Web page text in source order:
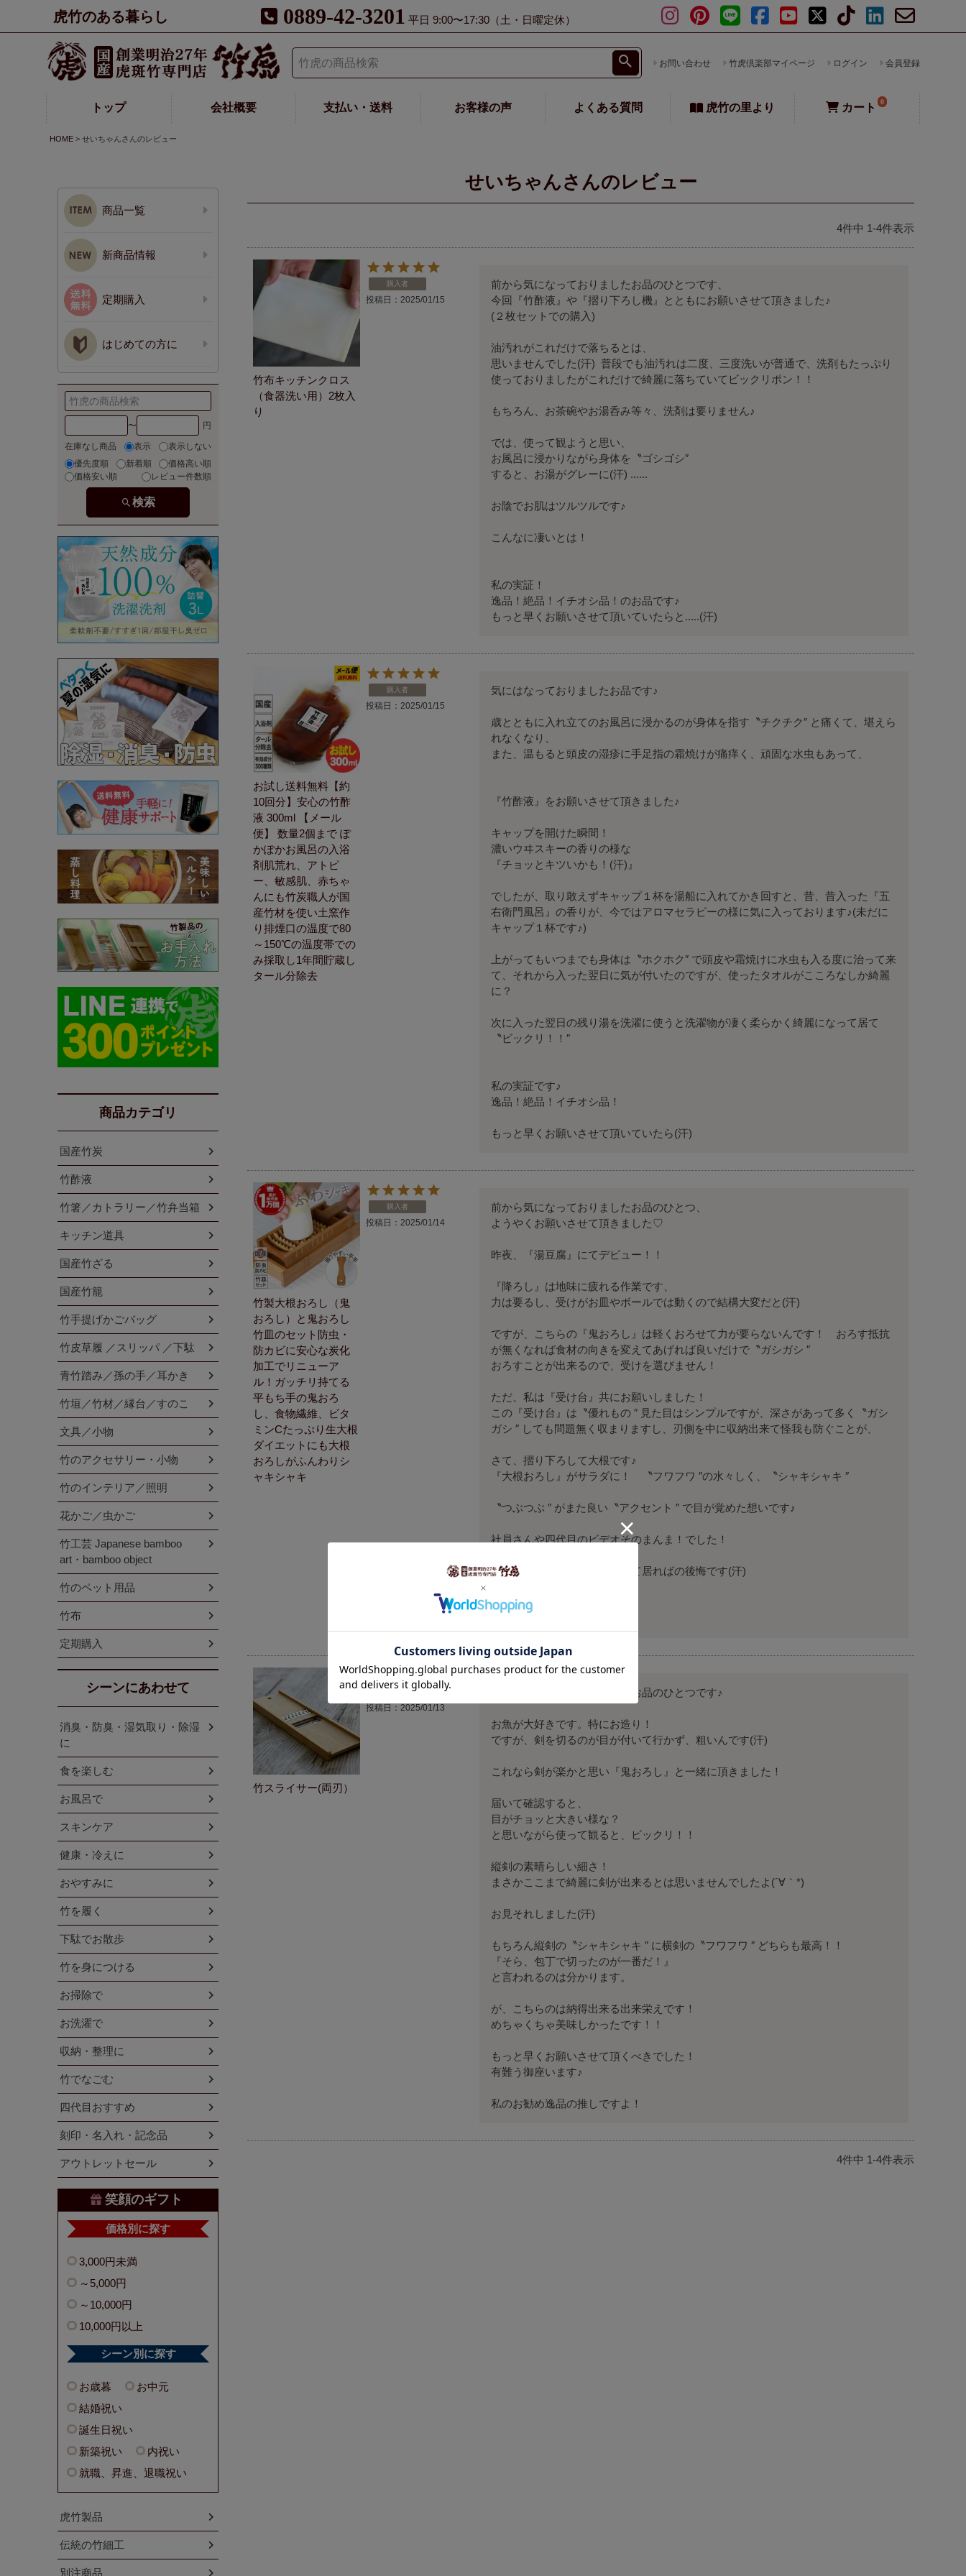
虎竹のある暮らし 0889-42-3201 平日 9:00〜17:30（土・日曜定休）
お問い合わせ 竹虎倶楽部マイページ ログイン 会員登録
トップ 会社概要 支払い・送料 お客様の声 よくある質問 虎竹の里より カート 0
HOME せいちゃんさんのレビュー
商品一覧
新商品情報
定期購入
はじめての方に
〜
在庫なし商品 表示
表示しない
優先度順
新着順
価格高い順
価格安い順
レビュー件数順
検索
商品カテゴリ
国産竹炭
竹酢液
竹箸／カトラリー／竹弁当箱
キッチン道具
国産竹ざる
国産竹籠
竹手提げかごバッグ
竹皮草履 ／スリッパ ／下駄
青竹踏み／孫の手／耳かき
竹垣／竹材／縁台／すのこ
文具／小物
竹のアクセサリー・小物
竹のインテリア／照明
花かご／虫かご
竹工芸 Japanese bamboo
art・bamboo object
竹のペット用品
竹布
定期購入
シーンにあわせて
消臭・防臭・湿気取り・除湿
に
食を楽しむ
お風呂で
スキンケア
健康・冷えに
おやすみに
竹を履く
下駄でお散歩
竹を身につける
お掃除で
お洗濯で
収納・整理に
竹でなごむ
四代目おすすめ
刻印・名入れ・記念品
アウトレットセール
笑顔のギフト
価格別に探す
3,000円未満
～5,000円
～10,000円
10,000円以上
シーン別に探す
お歳暮
お中元
結婚祝い
誕生日祝い
新築祝い
内祝い
就職、昇進、退職祝い
虎竹製品
伝統の竹細工
別注商品
せいちゃんさんのレビュー
4件中 1-4件表示
竹布キッチンクロス
（食器洗い用）2枚入
り
購入者
投稿日 2025/01/15
前から気になっておりましたお品のひとつです、
今回『竹酢液』や『摺り下ろし機』とともにお願いさせて頂きました♪
(２枚セットでの購入)
油汚れがこれだけで落ちるとは、
思いませんでした(汗)  普段でも油汚れは二度、三度洗いが普通で、洗剤もたっぷり
使っておりましたがこれだけで綺麗に落ちていてビックリポン！！
もちろん、お茶碗やお湯呑み等々、洗剤は要りません♪
では、使って観ようと思い、
お風呂に浸かりながら身体を〝ゴシゴシ″
すると、お湯がグレーに(汗) ......
お陰でお肌はツルツルです♪
こんなに凄いとは！
私の実証！
逸品！絶品！イチオシ品！のお品です♪
もっと早くお願いさせて頂いていたらと.....(汗)
お試し送料無料【約
10回分】安心の竹酢
液 300ml 【メール
便】 数量2個まで ぽ
かぽかお風呂の入浴
剤肌荒れ、アトピ
ー、敏感肌、赤ちゃ
んにも竹炭職人が国
産竹材を使い土窯作
り排煙口の温度で80
～150℃の温度帯での
み採取し1年間貯蔵し
タール分除去
購入者
投稿日 2025/01/15
気にはなっておりましたお品です♪
歳とともに入れ立てのお風呂に浸かるのが身体を指す〝チクチク″ と痛くて、堪えら
れなくなり、
また、温もると頭皮の湿疹に手足指の霜焼けが痛痒く、頑固な水虫もあって、
『竹酢液』をお願いさせて頂きました♪
キャップを開けた瞬間！
濃いウヰスキーの香りの様な
『チョッとキツいかも！(汗)』
でしたが、取り敢えずキャップ１杯を湯船に入れてかき回すと、昔、昔入った『五
右衛門風呂』の香りが、今ではアロマセラピーの様に気に入っております♪(未だに
キャップ１杯です♪)
上がってもいつまでも身体は〝ホクホク″ で頭皮や霜焼けに水虫も入る度に治って来
て、それから入った翌日に気が付いたのですが、使ったタオルがこころなしか綺麗
に？
次に入った翌日の残り湯を洗濯に使うと洗濯物が凄く柔らかく綺麗になって居て
〝ビックリ！！″
私の実証です♪
逸品！絶品！イチオシ品！
もっと早くお願いさせて頂いていたら(汗)
竹製大根おろし（鬼
おろし）と鬼おろし
竹皿のセット防虫・
防カビに安心な炭化
加工でリニューア
ル！ガッチリ持てる
平もち手の鬼おろ
し、食物繊維、ビタ
ミンCたっぷり生大根
ダイエットにも大根
おろしがふんわりシ
ャキシャキ
購入者
投稿日 2025/01/14
前から気になっておりましたお品のひとつ、
ようやくお願いさせて頂きました♡
昨夜、『湯豆腐』にてデビュー！！
『降ろし』は地味に疲れる作業です、
力は要るし、受けがお皿やボールでは動くので結構大変だと(汗)
ですが、こちらの『鬼おろし』は軽くおろせて力が要らないんです！　おろす抵抗
が無くなれば食材の向きを変えてあげれば良いだけで〝ガシガシ ″
おろすことが出来るので、受けを選びません！
ただ、私は『受け台』共にお願いしました！
この『受け台』は〝優れもの ″ 見た目はシンプルですが、深さがあって多く〝ガシ
ガシ ″ しても問題無く収まりますし、刃側を中に収納出来て怪我も防ぐことが、
さて、摺り下ろして大根です♪
『大根おろし』がサラダに！　〝フワフワ ″の水々しく、〝シャキシャキ ″
〝つぶつぶ ″ がまた良い〝アクセント ″ で目が覚めた想いです♪
社員さんや四代目のビデオそのまんま！でした！
もっと早くお願いさせて頂いて居ればの後悔です(汗)
私の逸品！絶品！イチオシ品！
竹スライサー(両刃）
投稿日 2025/01/13
前から気になっておりましたお品のひとつです♪
お魚が大好きです。特にお造り！
ですが、剣を切るのが目が付いて行かず、粗いんです(汗)
これなら剣が楽かと思い『鬼おろし』と一緒に頂きました！
届いて確認すると、
目がチョッと大きい様な？
と思いながら使って観ると、ビックリ！！
縦剣の素晴らしい細さ！
まさかここまで綺麗に剣が出来るとは思いませんでしたよ(´∀｀*)
お見それしました(汗)
もちろん縦剣の〝シャキシャキ ″ に横剣の〝フワフワ ″ どちらも最高！！
『そら、包丁で切ったのが一番だ！』
と言われるのは分かります。
が、こちらのは納得出来る出来栄えです！
めちゃくちゃ美味しかったです！！
もっと早くお願いさせて頂くべきでした！
有難う御座います♪
4件中 1-4件表示